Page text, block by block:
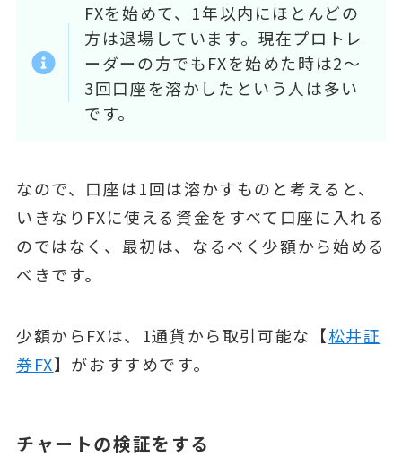
FXを始めて、1年以内にほとんどの
方は退場しています。現在プロトレ
ーダーの方でもFXを始めた時は2～
3回口座を溶かしたという人は多い
です。
なので、口座は1回は溶かすものと考えると、
いきなりFXに使える資金をすべて口座に入れる
のではなく、最初は、なるべく少額から始める
べきです。
少額からFXは、1通貨から取引可能な【松井証
券FX】がおすすめです。
チャートの検証をする